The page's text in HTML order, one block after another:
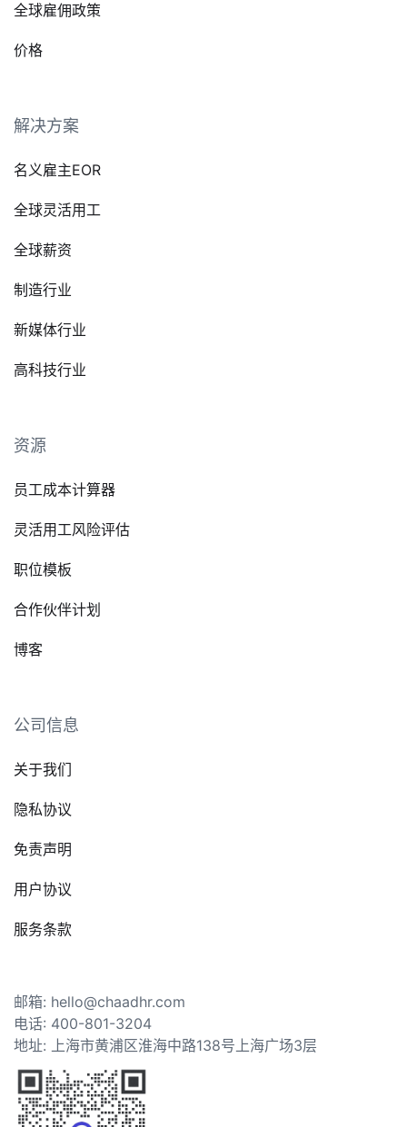
全球雇佣政策
价格
解决方案
名义雇主EOR
全球灵活用工
全球薪资
制造行业
新媒体行业
高科技行业
资源
员工成本计算器
灵活用工风险评估
职位模板
合作伙伴计划
博客
公司信息
关于我们
隐私协议
免责声明
用户协议
服务条款
邮箱: hello@chaadhr.com
电话: 400-801-3204
地址: 上海市黄浦区淮海中路138号上海广场3层